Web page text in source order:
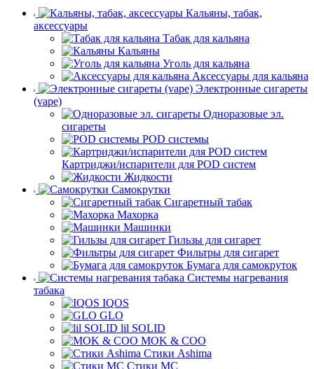
Кальяны, табак,
аксессуары
Табак для кальяна
Кальяны
Уголь для кальяна
Аксессуары для кальяна
Электронные сигареты
(vape)
Одноразовые эл.
сигареты
POD системы
Картриджи/испарители для POD систем
Жидкости
Самокрутки
Сигаретный табак
Махорка
Машинки
Гильзы для сигарет
Фильтры для сигарет
Бумага для самокруток
Системы нагревания
табака
IQOS
GLO
lil SOLID
MOK & COO
Стики Ashima
Стики MC